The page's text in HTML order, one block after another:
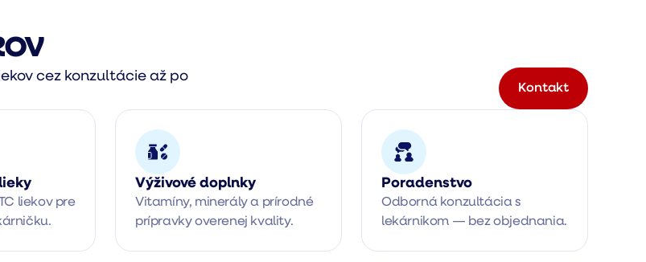
cez konzultácie až po
Kontakt
liekov pre
Výživové doplnky
Vitamíny, minerály a prírodné
prípravky overenej kvality.
Poradenstvo
Odborná konzultácia s
lekárnikom — bez objednania.